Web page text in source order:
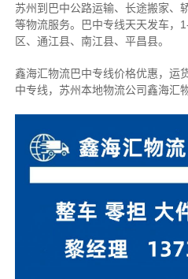
苏州到巴中公路运输、长途搬家、
等物流服务。
巴中专线天天发车，
区、通江县、南江县、平昌县。
鑫海汇物流巴中专线价格优惠，运
中专线，苏州本地物流公司鑫海汇